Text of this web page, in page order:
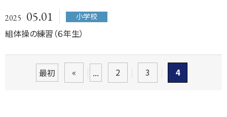
2025 05.01 小学校
組体操の練習（６年生）
最初 « ... 2 3 4